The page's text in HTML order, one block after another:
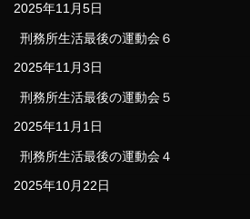
2025年11月5日
刑務所生活最後の運動会６
2025年11月3日
刑務所生活最後の運動会５
2025年11月1日
刑務所生活最後の運動会４
2025年10月22日